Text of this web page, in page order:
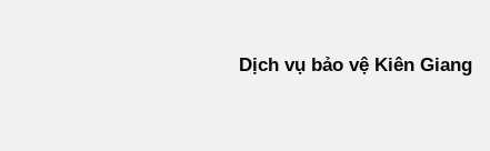
Dịch vụ bảo vệ Kiên Giang